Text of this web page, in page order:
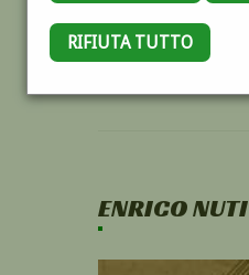
RIFIUTA TUTTO
ENRICO NUTI